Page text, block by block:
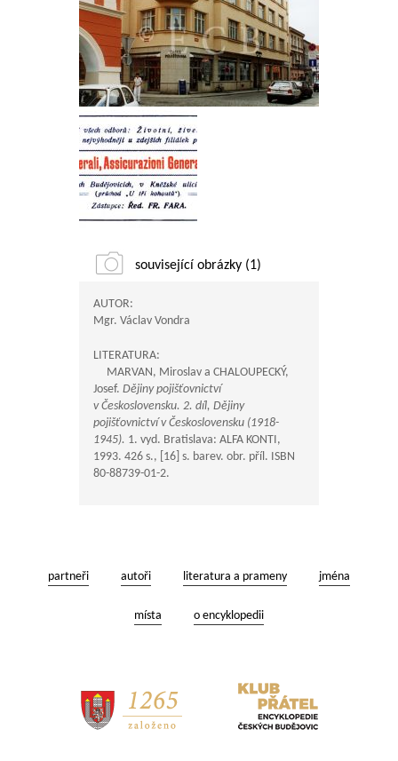
související obrázky (1)
AUTOR:
Mgr. Václav Vondra
LITERATURA:
MARVAN, Miroslav a CHALOUPECKÝ,
Josef. Dějiny pojišťovnictví
v Československu. 2. díl, Dějiny
pojišťovnictví v Československu (1918-
1945). 1. vyd. Bratislava: ALFA KONTI,
1993. 426 s., [16] s. barev. obr. příl. ISBN
80-88739-01-2.
partneři autoři literatura a prameny jména
místa o encyklopedii